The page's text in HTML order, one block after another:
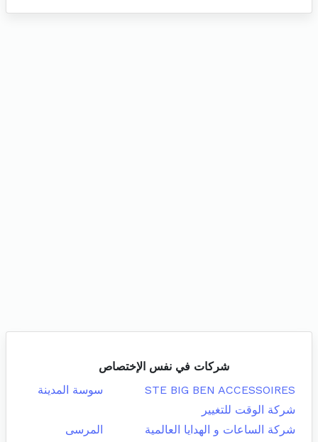
شركات في نفس الإختصاص
STE BIG BEN ACCESSOIRES
سوسة المدينة
شركة الوقت للتغيير
شركة الساعات و الهدايا العالمية
المرسى